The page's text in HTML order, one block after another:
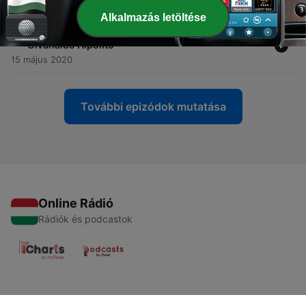
22 május 2020
5 - A visão do hoteleiro sobre o momento atual com
Givanaldo Hipólito
15 május 2020
További epizódok mutatása
Online Rádió
Rádiók és podcastok
Alkalmazás letöltése